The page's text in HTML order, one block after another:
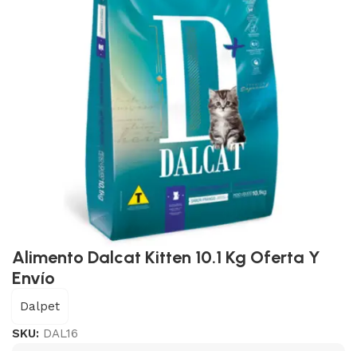
Alimento Dalcat Kitten 10.1 Kg Oferta Y
Envío
Dalpet
SKU: DAL16